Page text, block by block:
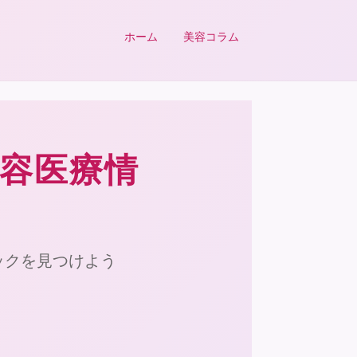
ホーム 美容コラム
医療情
を見つけよう